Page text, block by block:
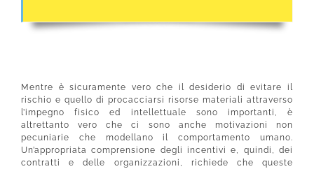
Mentre è sicuramente vero che il desiderio di evitare il
rischio e quello di procacciarsi risorse materiali attraverso
l’impegno fisico ed intellettuale sono importanti, è
altrettanto vero che ci sono anche motivazioni non
pecuniarie che modellano il comportamento umano.
Un’appropriata comprensione degli incentivi e, quindi, dei
contratti e delle organizzazioni, richiede che queste